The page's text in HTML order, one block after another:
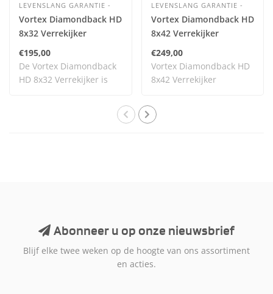
LEVENSLANG GARANTIE -
Vortex Diamondback HD
8x32 Verrekijker
€195,00
De Vortex Diamondback
HD 8x32 Verrekijker is
LEVENSLANG GARANTIE -
Vortex Diamondback HD
8x42 Verrekijker
€249,00
Vortex Diamondback HD
8x42 Verrekijker
Abonneer u op onze nieuwsbrief
Blijf elke twee weken op de hoogte van ons assortiment
en acties.